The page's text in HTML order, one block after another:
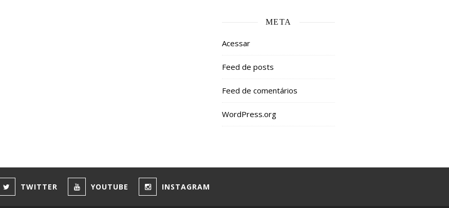
META
Acessar
Feed de posts
Feed de comentários
WordPress.org
TWITTER YOUTUBE INSTAGRAM